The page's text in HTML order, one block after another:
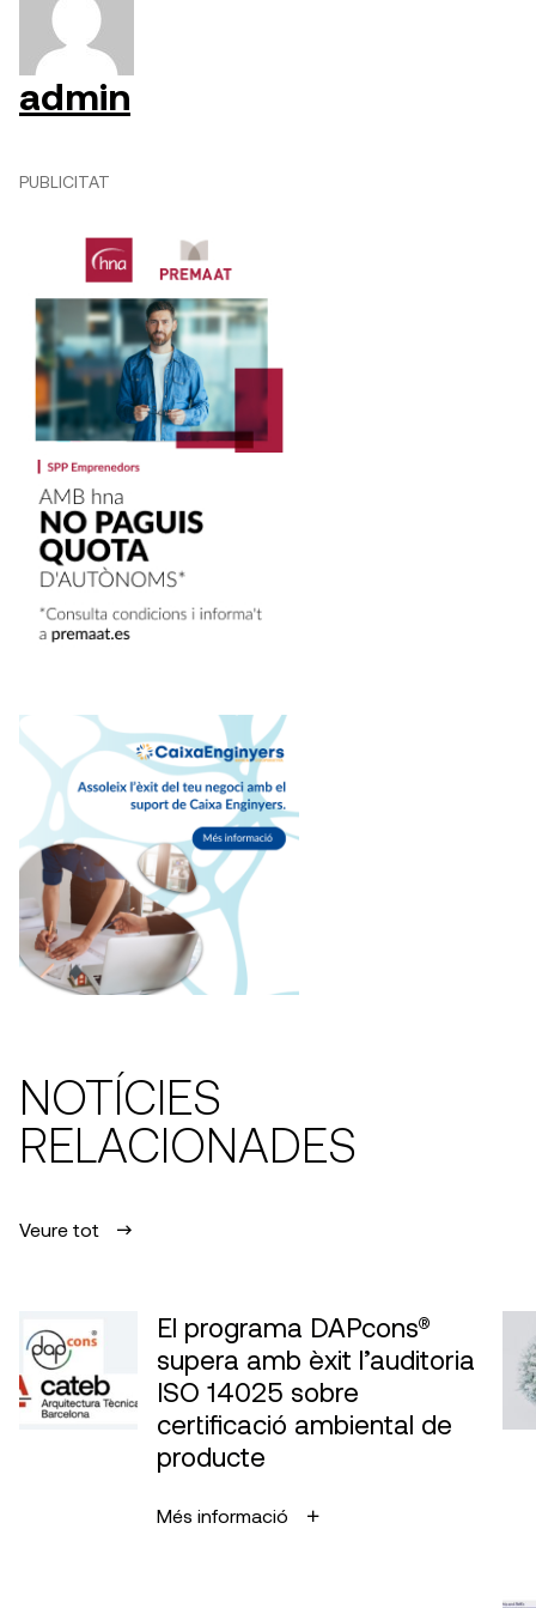
admin
PUBLICITAT
NOTÍCIES
RELACIONADES
Veure tot
El programa DAPcons®
supera amb èxit l’auditoria
ISO 14025 sobre
certificació ambiental de
producte
Més informació